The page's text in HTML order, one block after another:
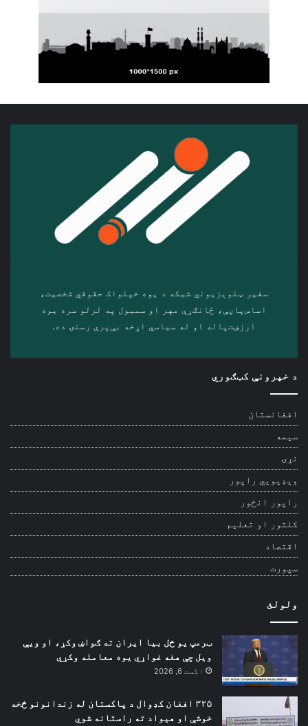
سفیر ټلوېزیوني شبکه د‎ یوه خپلواک حقوقي شخصیت،
اساس‌پاڼې، ځانګړي مهر او سمبول په لرلو سره ‎یوه
ارزښت‌پاله او ‎له سیاسي اړخه بې‌پرې رسنۍ ده.
د خپرونې کټګوري
افغانستان
سیمه
نړۍ
ویډیويي راپور
راپور انځور
کلتور او تعلیم
اقتصاد
سپورت
ولولئ
ټرمپ یو ځل بیا ایران ته ګواښ وکړ، او ویې
ویل چې هغه غواړي یوه معامله وکړي
اگست 6, 2026
۳۲۵ افغان کډوال د پاکستان له زندانونو څخه
خوشې او هیواد ته راستانه شوي